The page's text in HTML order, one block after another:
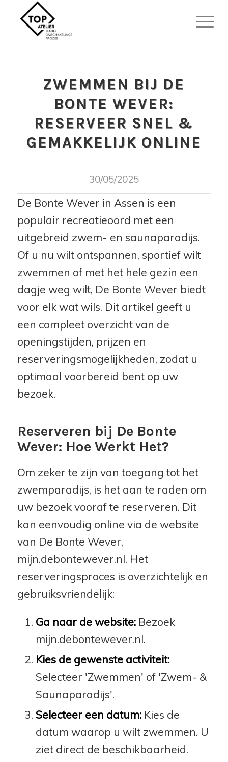
ZWEMMEN BIJ DE
BONTE WEVER:
RESERVEER SNEL &
GEMAKKELIJK ONLINE
30/05/2025
De Bonte Wever in Assen is een
populair recreatieoord met een
uitgebreid zwem- en saunaparadijs.
Of u nu wilt ontspannen, sportief wilt
zwemmen of met het hele gezin een
dagje weg wilt, De Bonte Wever biedt
voor elk wat wils. Dit artikel geeft u
een compleet overzicht van de
openingstijden, prijzen en
reserveringsmogelijkheden, zodat u
optimaal voorbereid bent op uw
bezoek.
Reserveren bij De Bonte
Wever: Hoe Werkt Het?
Om zeker te zijn van toegang tot het
zwemparadijs, is het aan te raden om
uw bezoek vooraf te reserveren. Dit
kan eenvoudig online via de website
van De Bonte Wever,
mijn.debontewever.nl. Het
reserveringsproces is overzichtelijk en
gebruiksvriendelijk:
Ga naar de website:Bezoek
mijn.debontewever.nl.
Kies de gewenste activiteit:
Selecteer 'Zwemmen' of 'Zwem- &
Saunaparadijs'.
Selecteer een datum:Kies de
datum waarop u wilt zwemmen. U
ziet direct de beschikbaarheid.